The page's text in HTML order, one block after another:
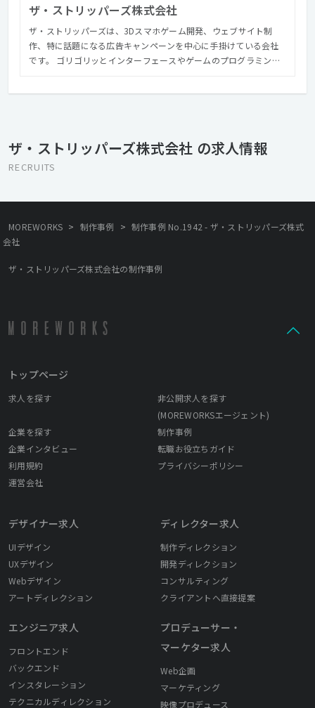
ザ・ストリッパーズ株式会社
ザ・ストリッパーズは、3Dスマホゲーム開発、ウェブサイト制
作、特に話題になる広告キャンペーンを中心に手掛けている会社
です。 ゴリゴリッとインターフェースやゲームのプログラミング
など、評価される実績を残してきております。面白い、派手な仕事
をばりばりこなしてキャリアアップしたいという方には最適で
ますので安心してご応募ください。
ザ・ストリッパーズ株式会社 の求人情報
RECRUITS
MOREWORKS > 制作事例 > 制作事例 No.1942 - ザ・ストリッパーズ株式
会社
ザ・ストリッパーズ株式会社の制作事例
トップページ
求人を探す
非公開求人を探す
(MOREWORKSエージェント)
企業を探す
制作事例
企業インタビュー
転職お役立ちガイド
利用規約
プライバシーポリシー
運営会社
デザイナー求人
UIデザイン
UXデザイン
Webデザイン
アートディレクション
エンジニア求人
フロントエンド
バックエンド
インスタレーション
テクニカルディレクション
ディレクター求人
制作ディレクション
開発ディレクション
コンサルティング
クライアントへ直接提案
プロデューサー・
マーケター求人
Web企画
マーケティング
映像プロデュース